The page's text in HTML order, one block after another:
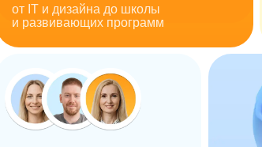
от IT и дизайна до школы
и развивающих программ